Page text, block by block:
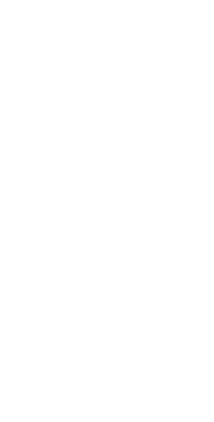
資料可供使用
資料可供使用
尋索引
料串流、將資料對應至適當的資
您的 product2 資料可用於使用